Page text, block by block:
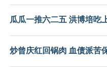
瓜瓜一推六二五 洪博培吃
炒曾庆红回锅肉 血债派苦